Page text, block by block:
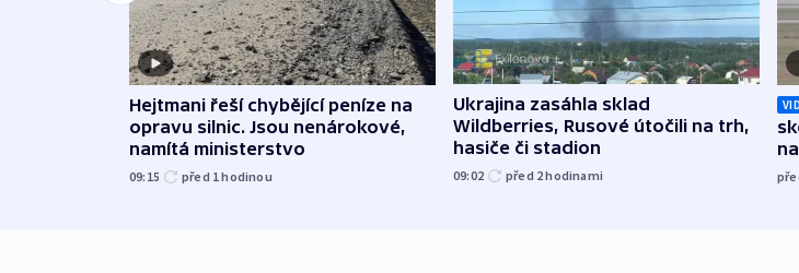
Hejtmani řeší chybějící peníze na
opravu silnic. Jsou nenárokové,
namítá ministerstvo
09:15 před 1hodinou
Ukrajina zasáhla sklad
Wildberries, Rusové útočili na trh,
hasiče či stadion
09:02 před 2hodinami